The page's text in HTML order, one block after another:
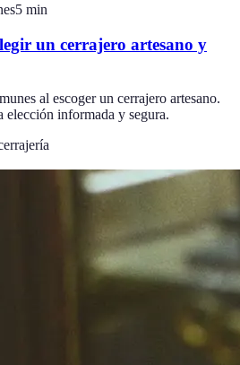
5 min
un cerrajero artesano y
al escoger un cerrajero artesano.
elección informada y segura.